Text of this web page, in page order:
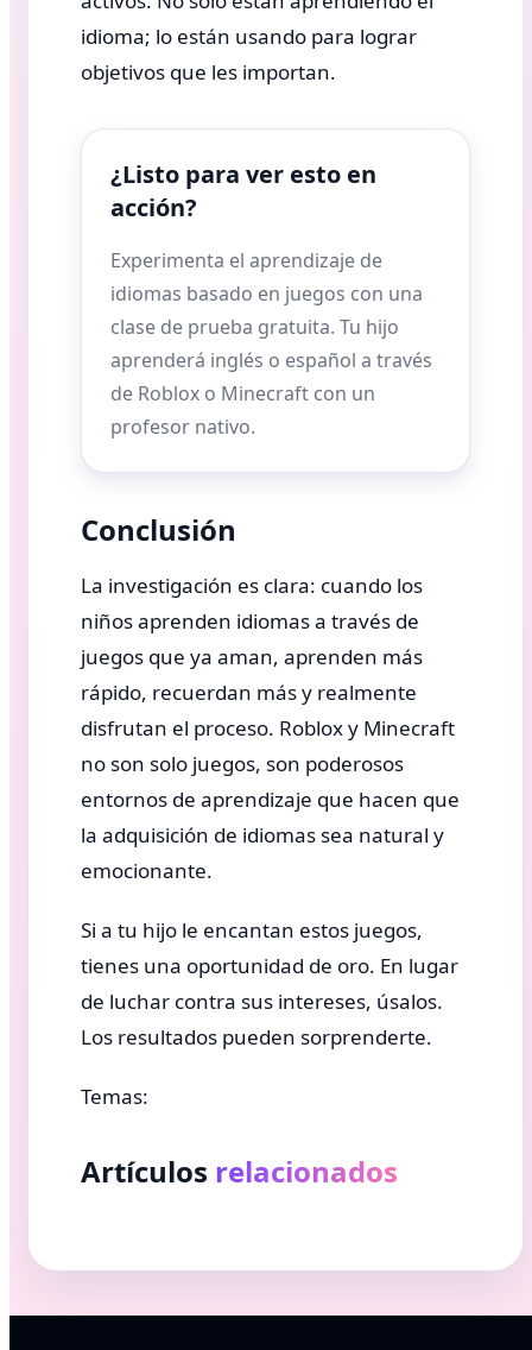
idioma; lo están usando para lograr
objetivos que les importan.
¿Listo para ver esto en
acción?
Experimenta el aprendizaje de
idiomas basado en juegos con una
clase de prueba gratuita. Tu hijo
aprenderá inglés o español a través
de Roblox o Minecraft con un
profesor nativo.
Conclusión
La investigación es clara: cuando los
niños aprenden idiomas a través de
juegos que ya aman, aprenden más
rápido, recuerdan más y realmente
disfrutan el proceso. Roblox y Minecraft
no son solo juegos, son poderosos
entornos de aprendizaje que hacen que
la adquisición de idiomas sea natural y
emocionante.
Si a tu hijo le encantan estos juegos,
tienes una oportunidad de oro. En lugar
de luchar contra sus intereses, úsalos.
Los resultados pueden sorprenderte.
Temas:
Artículos relacionados